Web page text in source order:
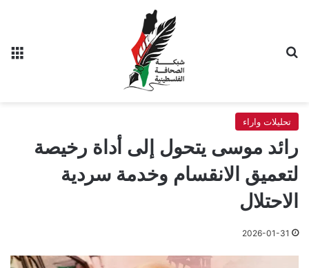
تحليلات واراء
رائد موسى يتحول إلى أداة رخيصة
لتعميق الانقسام وخدمة سردية
الاحتلال
2026-01-31